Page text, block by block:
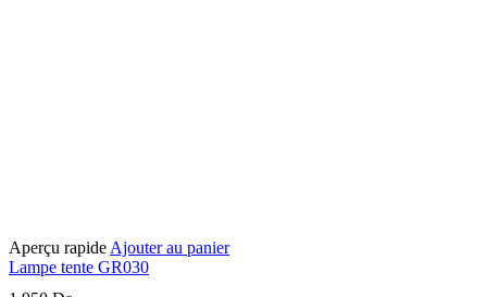
Aperçu rapide Ajouter au panier
Lampe tente GR030